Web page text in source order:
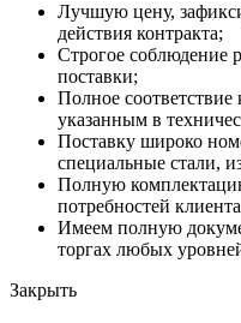
Лучшую цену,
действия контракта;
Строгое соблюдение
поставки;
Полное соответствие
указанным в
Поставку широко
специальные стали,
Полную
потребностей
Имеем полную
торгах любых
Закрыть